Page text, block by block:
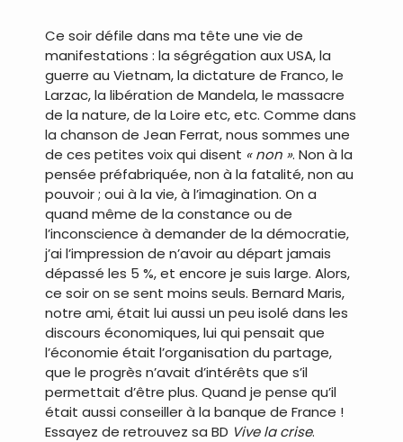
Ce soir défile dans ma tête une vie de
manifestations : la ségrégation aux USA, la
guerre au Vietnam, la dictature de Franco, le
Larzac, la libération de Mandela, le massacre
de la nature, de la Loire etc, etc. Comme dans
la chanson de Jean Ferrat, nous sommes une
de ces petites voix qui disent « non ». Non à la
pensée préfabriquée, non à la fatalité, non au
pouvoir ; oui à la vie, à l’imagination. On a
quand même de la constance ou de
l’inconscience à demander de la démocratie,
j’ai l’impression de n’avoir au départ jamais
dépassé les 5 %, et encore je suis large. Alors,
ce soir on se sent moins seuls. Bernard Maris,
notre ami, était lui aussi un peu isolé dans les
discours économiques, lui qui pensait que
l’économie était l’organisation du partage,
que le progrès n’avait d’intérêts que s’il
permettait d’être plus. Quand je pense qu’il
était aussi conseiller à la banque de France !
Essayez de retrouvez sa BD Vive la crise.